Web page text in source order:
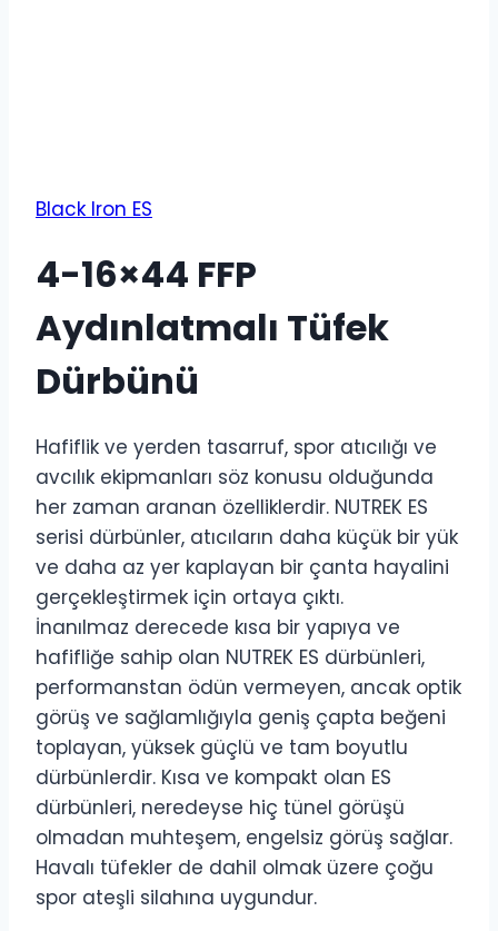
Black Iron ES
4-16×44 FFP
Aydınlatmalı Tüfek
Dürbünü
Hafiflik ve yerden tasarruf, spor atıcılığı ve
avcılık ekipmanları söz konusu olduğunda
her zaman aranan özelliklerdir. NUTREK ES
serisi dürbünler, atıcıların daha küçük bir yük
ve daha az yer kaplayan bir çanta hayalini
gerçekleştirmek için ortaya çıktı.
İnanılmaz derecede kısa bir yapıya ve
hafifliğe sahip olan NUTREK ES dürbünleri,
performanstan ödün vermeyen, ancak optik
görüş ve sağlamlığıyla geniş çapta beğeni
toplayan, yüksek güçlü ve tam boyutlu
dürbünlerdir. Kısa ve kompakt olan ES
dürbünleri, neredeyse hiç tünel görüşü
olmadan muhteşem, engelsiz görüş sağlar.
Havalı tüfekler de dahil olmak üzere çoğu
spor ateşli silahına uygundur.